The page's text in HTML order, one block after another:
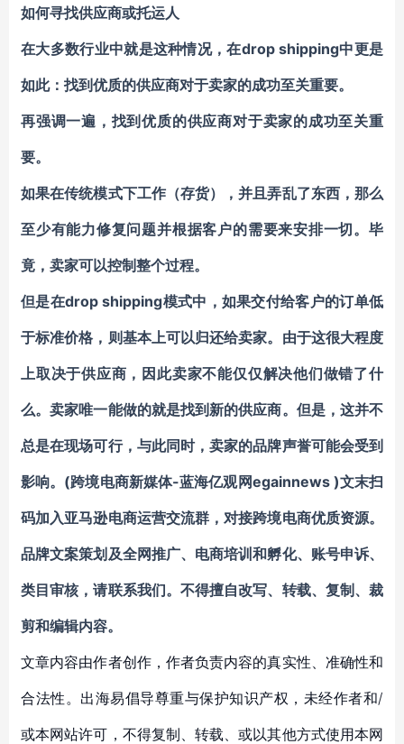
如何寻找供应商或托运人
在大多数行业中就是这种情况，在drop shipping中更是
如此：找到优质的供应商对于卖家的成功至关重要。
再强调一遍，找到优质的供应商对于卖家的成功至关重
要。
如果在传统模式下工作（存货），并且弄乱了东西，那么
至少有能力修复问题并根据客户的需要来安排一切。毕
竟，卖家可以控制整个过程。
但是在drop shipping模式中，如果交付给客户的订单低
于标准价格，则基本上可以归还给卖家。由于这很大程度
上取决于供应商，因此卖家不能仅仅解决他们做错了什
么。卖家唯一能做的就是找到新的供应商。但是，这并不
总是在现场可行，与此同时，卖家的品牌声誉可能会受到
影响。(跨境电商新媒体-蓝海亿观网egainnews )文末扫
码加入亚马逊电商运营交流群 ，对接跨境电商优质资源。
品牌文案策划及全网推广、电商培训和孵化、账号申诉、
类目审核，请联系我们。不得擅自改写、转载、复制、裁
剪和编辑内容。
文章内容由作者创作，作者负责内容的真实性、准确性和
合法性。出海易倡导尊重与保护知识产权，未经作者和/
或本网站许可，不得复制、转载、或以其他方式使用本网